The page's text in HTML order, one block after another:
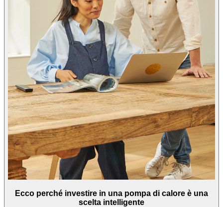
Ecco perché investire in una pompa di calore è una
scelta intelligente